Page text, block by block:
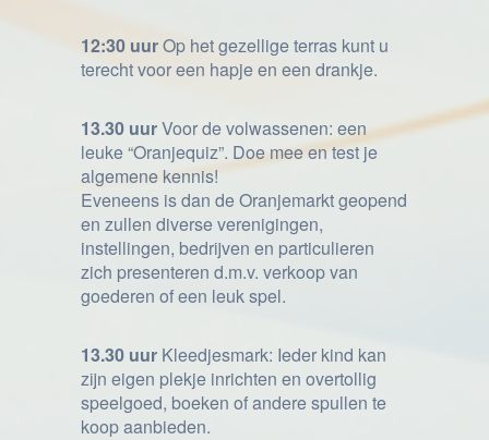
12:30 uurOp het gezellige terras kunt u
terecht voor een hapje en een drankje.
13.30 uurVoor de volwassenen: een
leuke “Oranjequiz”. Doe mee en test je
algemene kennis!
Eveneens is dan de Oranjemarkt geopend
en zullen diverse verenigingen,
instellingen, bedrijven en particulieren
zich presenteren d.m.v. verkoop van
goederen of een leuk spel.
13.30 uur Kleedjesmark: Ieder kind kan
zijn eigen plekje inrichten en overtollig
speelgoed, boeken of andere spullen te
koop aanbieden.